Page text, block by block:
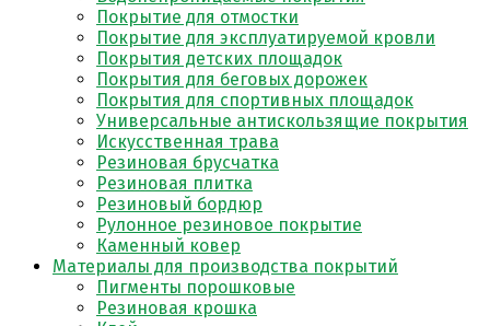
Покрытие для отмостки
Покрытие для эксплуатируемой кровли
Покрытия детских площадок
Покрытия для беговых дорожек
Покрытия для спортивных площадок
Универсальные антискользящие покрытия
Искусственная трава
Резиновая брусчатка
Резиновая плитка
Резиновый бордюр
Рулонное резиновое покрытие
Каменный ковер
Материалы для производства покрытий
Пигменты порошковые
Резиновая крошка